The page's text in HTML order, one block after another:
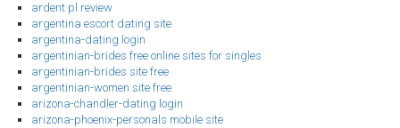
ardent pl review
argentina escort dating site
argentina-dating login
argentinian-brides free online sites for singles
argentinian-brides site free
argentinian-women site free
arizona-chandler-dating login
arizona-phoenix-personals mobile site